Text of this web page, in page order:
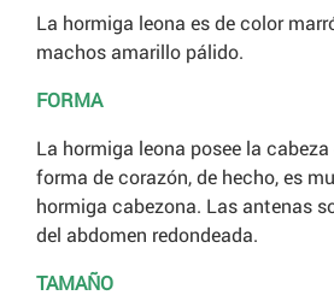
La hormiga leona es de color
machos amarillo pálido.
FORMA
La hormiga leona posee la
forma de corazón, de hecho, es
hormiga cabezona. Las antenas
del abdomen redondeada.
TAMAÑO